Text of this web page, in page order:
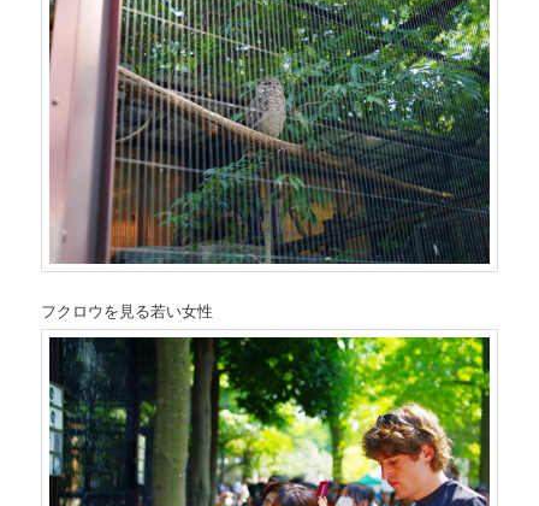
フクロウを見る若い女性